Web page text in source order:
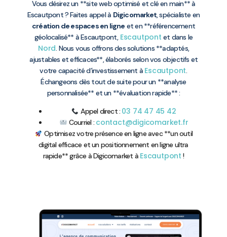
Vous désirez un **site web optimisé et clé en main** à
Escautpont ? Faites appel à Digicomarket, spécialiste en
création de espaces en ligne et en **référencement
géolocalisé** à Escautpont, Escautpont et dans le
Nord. Nous vous offrons des solutions **adaptés,
ajustables et efficaces**, élaborés selon vos objectifs et
votre capacité d’investissement à Escautpont.
Échangeons dès tout de suite pour un **analyse
personnalisée** et un **évaluation rapide** :
Appel direct : 03 74 47 45 42
Courriel : contact@digicomarket.fr
Optimisez votre présence en ligne avec **un outil
digital efficace et un positionnement en ligne ultra
rapide** grâce à Digicomarket à Escautpont !